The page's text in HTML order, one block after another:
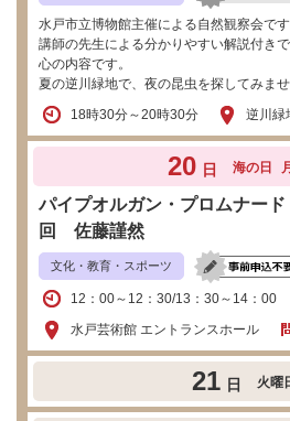
水戸市立博物館主催による自然観察会です
講師の先生による分かりやすい解説付き
心の内容です。
夏の逆川緑地で、夜の昆虫を探してみま
18時30分～20時30分
逆川緑
20 日 海の日
パイプオルガン・プロムナー
回 佐藤謹然
文化・教育・スポーツ
12：00～12：30/13：30～14：00
水戸芸術館 エントランスホール
21 日 火曜